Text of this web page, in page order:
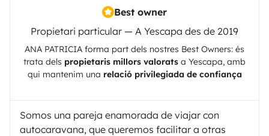
Best owner
Propietari particular — A Yescapa des de 2019
ANA PATRICIA forma part dels nostres Best Owners: és
trata dels propietaris millors valorats a Yescapa, amb
qui mantenim una relació privilegiada de confiança
Somos una pareja enamorada de viajar con
autocaravana, que queremos facilitar a otras